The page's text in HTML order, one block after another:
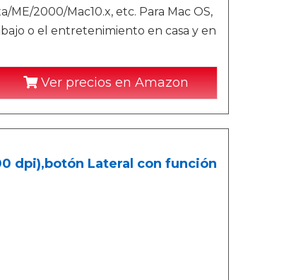
2000/Mac10.x, etc. Para Mac OS,
o el entretenimiento en casa y en
Ver precios en Amazon
dpi),botón Lateral con función